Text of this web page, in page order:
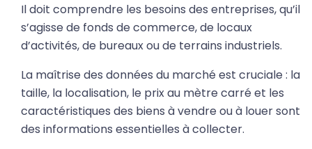
Il doit comprendre les besoins des entreprises, qu’il
s’agisse de fonds de commerce, de locaux
d’activités, de bureaux ou de terrains industriels.
La maîtrise des données du marché est cruciale : la
taille, la localisation, le prix au mètre carré et les
caractéristiques des biens à vendre ou à louer sont
des informations essentielles à collecter.